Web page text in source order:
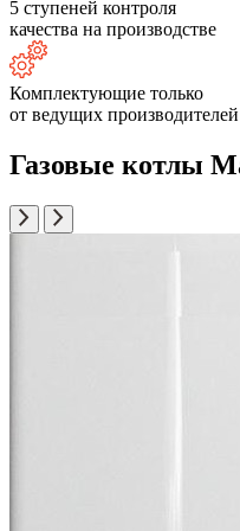
5 ступеней контроля
качества на производстве
Комплектующие только
от ведущих производителей
Газовые котлы